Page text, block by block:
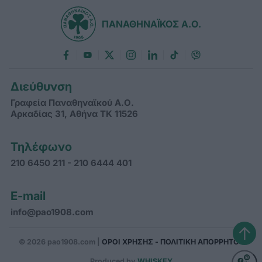
ΠΑΝΑΘΗΝΑΪΚΟΣ Α.Ο.
Διεύθυνση
Γραφεία Παναθηναϊκού Α.Ο.
Αρκαδίας 31, Αθήνα ΤΚ 11526
Τηλέφωνο
210 6450 211 - 210 6444 401
E-mail
info@pao1908.com
© 2026 pao1908.com | ΟΡΟΙ ΧΡΗΣΗΣ - ΠΟΛΙΤΙΚΗ ΑΠΟΡΡΗΤΟΥ↑